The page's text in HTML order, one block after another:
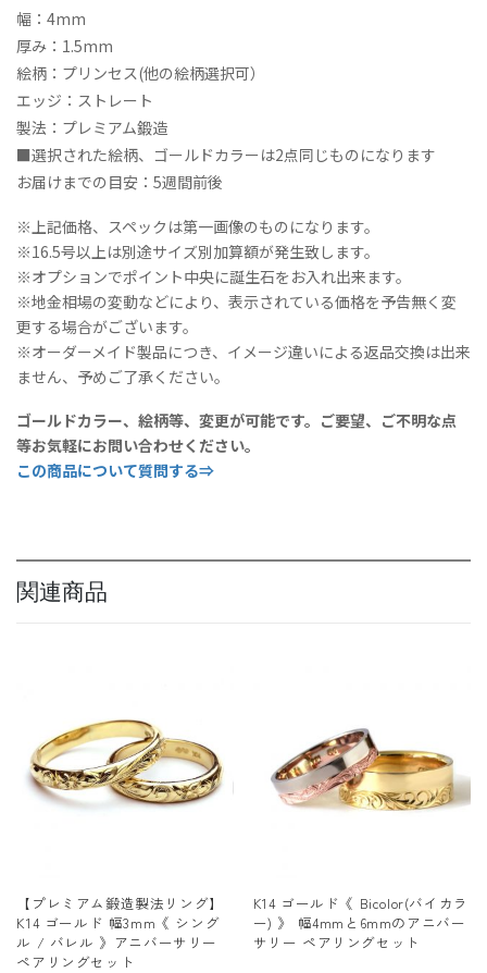
幅：4mm
厚み：1.5mm
絵柄：プリンセス(他の絵柄選択可）
エッジ：ストレート
製法：プレミアム鍛造
■選択された絵柄、ゴールドカラーは2点同じものになります
お届けまでの目安：5週間前後
※上記価格、スペックは第一画像のものになります。
※16.5号以上は別途サイズ別加算額が発生致します。
※オプションでポイント中央に誕生石をお入れ出来ます。
※地金相場の変動などにより、表示されている価格を予告無く変
更する場合がございます。
※オーダーメイド製品につき、イメージ違いによる返品交換は出来
ません、予めご了承ください。
ゴールドカラー、絵柄等、変更が可能です。ご要望、ご不明な点
等お気軽にお問い合わせください。
この商品について質問する⇒
関連商品
【プレミアム鍛造製法リング】
K14 ゴールド 幅3mm《 シング
ル / バレル 》アニバーサリー
ペアリングセット
K14 ゴールド《 Bicolor(バイカラ
ー) 》 幅4mmと6mmのアニバー
サリー ペアリングセット